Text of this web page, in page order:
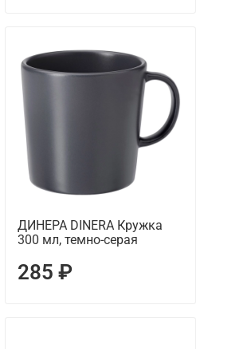
ДИНЕРА DINERA Кружка
300 мл, темно-серая
285 ₽